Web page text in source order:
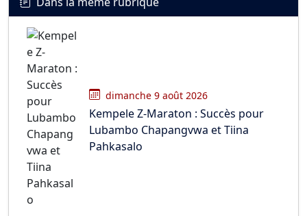
dimanche 9 août 2026
Kempele Z-Maraton : Succès pour
Lubambo Chapangvwa et Tiina
Pahkasalo